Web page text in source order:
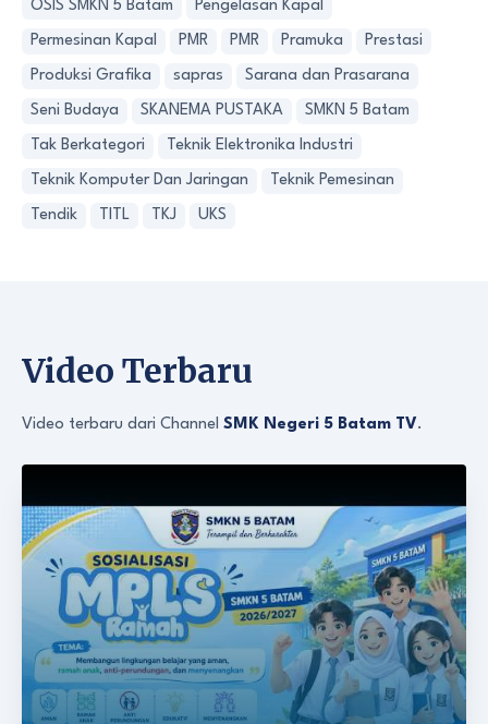
OSIS SMKN 5 Batam Pengelasan Kapal
Permesinan Kapal PMR PMR Pramuka Prestasi
Produksi Grafika sapras Sarana dan Prasarana
Seni Budaya SKANEMA PUSTAKA SMKN 5 Batam
Tak Berkategori Teknik Elektronika Industri
Teknik Komputer Dan Jaringan Teknik Pemesinan
Tendik TITL TKJ UKS
Video Terbaru
Video terbaru dari Channel SMK Negeri 5 Batam TV.